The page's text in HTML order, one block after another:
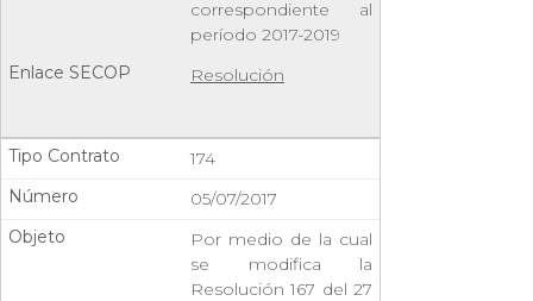
correspondiente al
período 2017-2019
Resolución
174
05/07/2017
Por medio de la cual
se modifica la
Resolución 167 del 27